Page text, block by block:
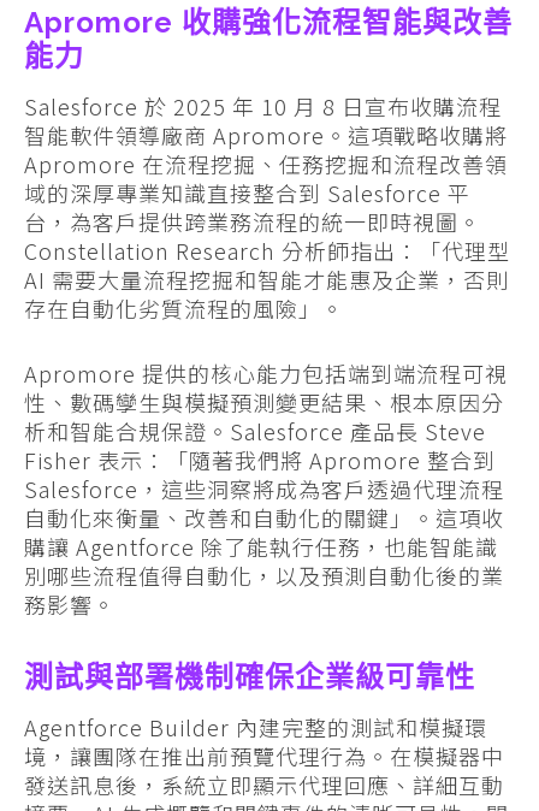
Apromore 收購強化流程智能與改善
能力
Salesforce 於 2025 年 10 月 8 日宣布收購流程
智能軟件領導廠商 Apromore。這項戰略收購將
Apromore 在流程挖掘、任務挖掘和流程改善領
域的深厚專業知識直接整合到 Salesforce 平
台，為客戶提供跨業務流程的統一即時視圖。
Constellation Research 分析師指出：「代理型
AI 需要大量流程挖掘和智能才能惠及企業，否則
存在自動化劣質流程的風險」。
Apromore 提供的核心能力包括端到端流程可視
性、數碼孿生與模擬預測變更結果、根本原因分
析和智能合規保證。Salesforce 產品長 Steve
Fisher 表示：「隨著我們將 Apromore 整合到
Salesforce，這些洞察將成為客戶透過代理流程
自動化來衡量、改善和自動化的關鍵」。這項收
購讓 Agentforce 除了能執行任務，也能智能識
別哪些流程值得自動化，以及預測自動化後的業
務影響。
測試與部署機制確保企業級可靠性
Agentforce Builder 內建完整的測試和模擬環
境，讓團隊在推出前預覽代理行為。在模擬器中
發送訊息後，系統立即顯示代理回應、詳細互動